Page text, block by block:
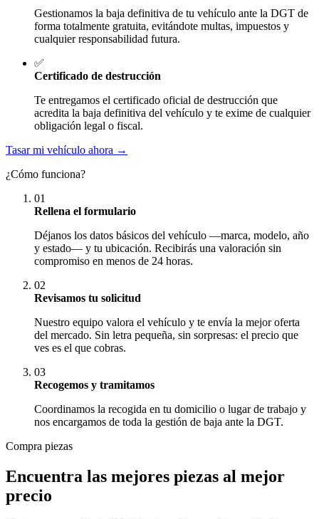
Gestionamos la baja definitiva de tu vehículo ante la DGT de
forma totalmente gratuita, evitándote multas, impuestos y
cualquier responsabilidad futura.
✅
Certificado de destrucción
Te entregamos el certificado oficial de destrucción que
acredita la baja definitiva del vehículo y te exime de cualquier
obligación legal o fiscal.
Tasar mi vehículo ahora →
¿Cómo funciona?
01
Rellena el formulario
Déjanos los datos básicos del vehículo —marca, modelo, año
y estado— y tu ubicación. Recibirás una valoración sin
compromiso en menos de 24 horas.
02
Revisamos tu solicitud
Nuestro equipo valora el vehículo y te envía la mejor oferta
del mercado. Sin letra pequeña, sin sorpresas: el precio que
ves es el que cobras.
03
Recogemos y tramitamos
Coordinamos la recogida en tu domicilio o lugar de trabajo y
nos encargamos de toda la gestión de baja ante la DGT.
Compra piezas
Encuentra las mejores piezas al mejor
precio